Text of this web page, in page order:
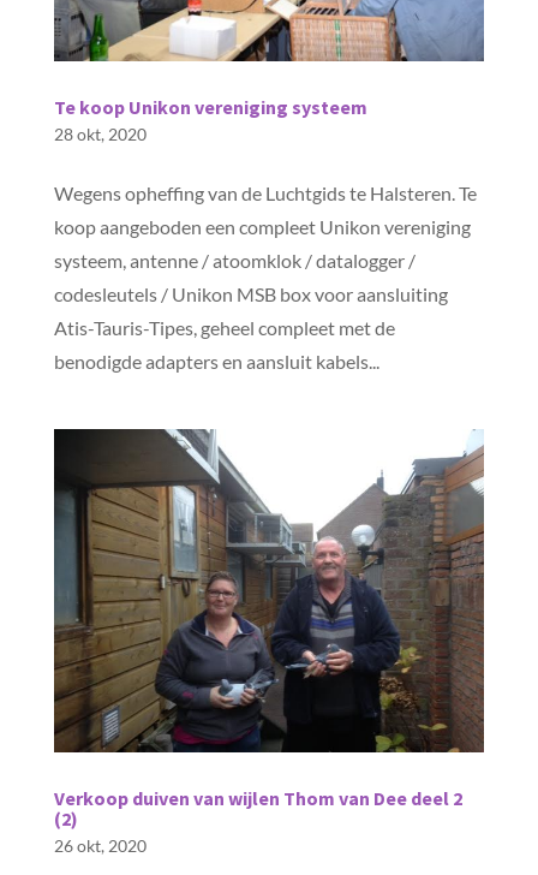
Te koop Unikon vereniging systeem
28 okt, 2020
Wegens opheffing van de Luchtgids te Halsteren. Te
koop aangeboden een compleet Unikon vereniging
systeem, antenne / atoomklok / datalogger /
codesleutels / Unikon MSB box voor aansluiting
Atis-Tauris-Tipes, geheel compleet met de
benodigde adapters en aansluit kabels...
Verkoop duiven van wijlen Thom van Dee deel 2
(2)
26 okt, 2020